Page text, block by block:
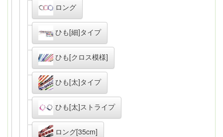
ロング
ひも[細]タイプ
ひも[クロス模様]
ひも[太]タイプ
ひも[太]ストライプ
ロング[35cm]